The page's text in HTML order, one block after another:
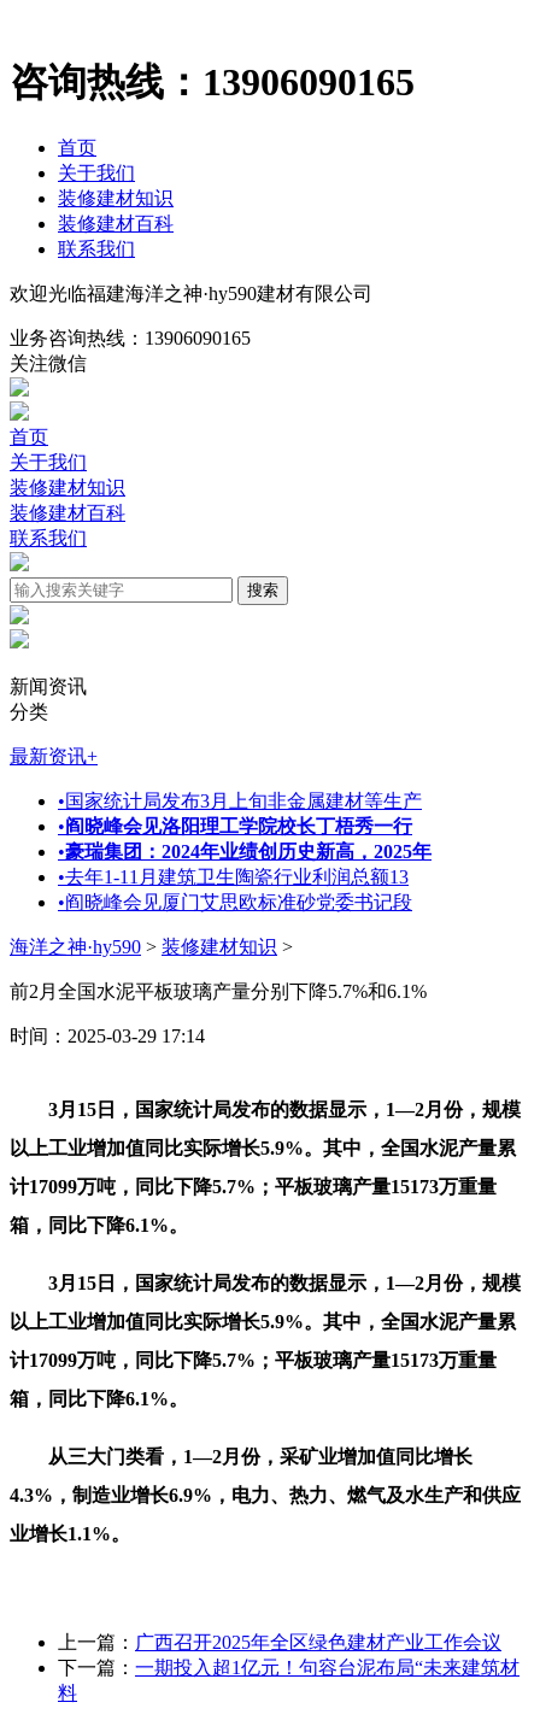
咨询热线： 13906090165
首页
关于我们
装修建材知识
装修建材百科
联系我们
欢迎光临福建海洋之神·hy590建材有限公司
业务咨询热线： 13906090165
关注微信
首页
关于我们
装修建材知识
装修建材百科
联系我们
新闻资讯
分类
最新资讯+
•国家统计局发布3月上旬非金属建材等生产
•阎晓峰会见洛阳理工学院校长丁梧秀一行
•豪瑞集团：2024年业绩创历史新高，2025年
•去年1-11月建筑卫生陶瓷行业利润总额13
•阎晓峰会见厦门艾思欧标准砂党委书记段
海洋之神·hy590 > 装修建材知识 >
前2月全国水泥平板玻璃产量分别下降5.7%和6.1%
时间：2025-03-29 17:14
3月15日，国家统计局发布的数据显示，1—2月份，规模
以上工业增加值同比实际增长5.9%。其中，全国水泥产量累
计17099万吨，同比下降5.7%；平板玻璃产量15173万重量
箱，同比下降6.1%。
3月15日，国家统计局发布的数据显示，1—2月份，规模
以上工业增加值同比实际增长5.9%。其中，全国水泥产量累
计17099万吨，同比下降5.7%；平板玻璃产量15173万重量
箱，同比下降6.1%。
从三大门类看，1—2月份，采矿业增加值同比增长
4.3%，制造业增长6.9%，电力、热力、燃气及水生产和供应
业增长1.1%。
上一篇： 广西召开2025年全区绿色建材产业工作会议
下一篇： 一期投入超1亿元！句容台泥布局“未来建筑材
料